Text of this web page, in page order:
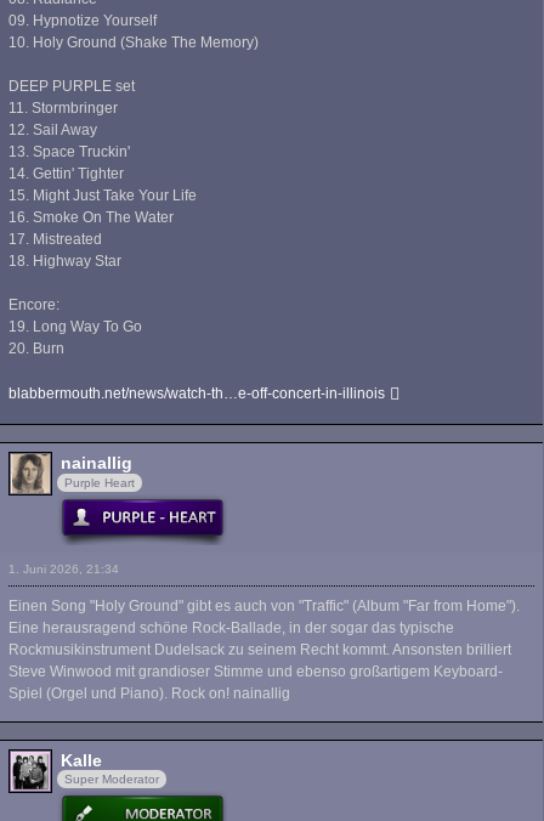
09. Hypnotize Yourself
10. Holy Ground (Shake The Memory)
DEEP PURPLE set
11. Stormbringer
12. Sail Away
13. Space Truckin'
14. Gettin' Tighter
15. Might Just Take Your Life
16. Smoke On The Water
17. Mistreated
18. Highway Star
Encore:
19. Long Way To Go
20. Burn
blabbermouth.net/news/watch-th…e-off-concert-in-illinois
nainallig
Purple Heart
1. Juni 2026, 21:34
Einen Song "Holy Ground" gibt es auch von "Traffic" (Album "Far from Home").
Eine herausragend schöne Rock-Ballade, in der sogar das typische
Rockmusikinstrument Dudelsack zu seinem Recht kommt. Ansonsten brilliert
Steve Winwood mit grandioser Stimme und ebenso großartigem Keyboard-
Spiel (Orgel und Piano). Rock on! nainallig
Kalle
Super Moderator